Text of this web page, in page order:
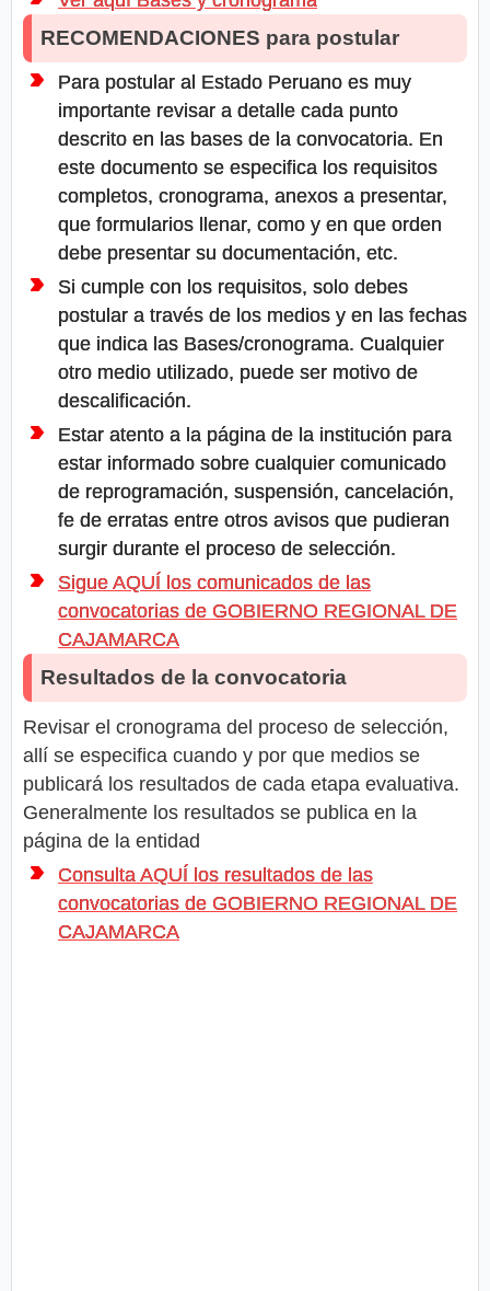
RECOMENDACIONES para postular
Para postular al Estado Peruano es muy
importante revisar a detalle cada punto
descrito en las bases de la convocatoria. En
este documento se especifica los requisitos
completos, cronograma, anexos a presentar,
que formularios llenar, como y en que orden
debe presentar su documentación, etc.
Si cumple con los requisitos, solo debes
postular a través de los medios y en las fechas
que indica las Bases/cronograma. Cualquier
otro medio utilizado, puede ser motivo de
descalificación.
Estar atento a la página de la institución para
estar informado sobre cualquier comunicado
de reprogramación, suspensión, cancelación,
fe de erratas entre otros avisos que pudieran
surgir durante el proceso de selección.
Sigue AQUÍ los comunicados de las
convocatorias de GOBIERNO REGIONAL DE
CAJAMARCA
Resultados de la convocatoria
Revisar el cronograma del proceso de selección,
allí se especifica cuando y por que medios se
publicará los resultados de cada etapa evaluativa.
Generalmente los resultados se publica en la
página de la entidad
Consulta AQUÍ los resultados de las
convocatorias de GOBIERNO REGIONAL DE
CAJAMARCA